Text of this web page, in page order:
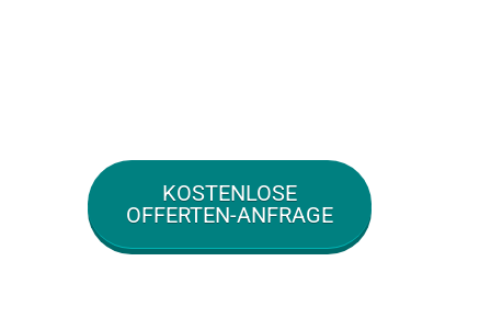
KOSTENLOSE
OFFERTEN-ANFRAGE